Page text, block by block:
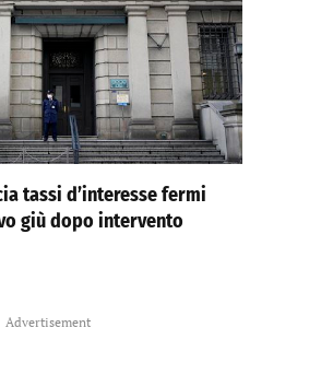
tassi d’interesse fermi
giù dopo intervento
Advertisement